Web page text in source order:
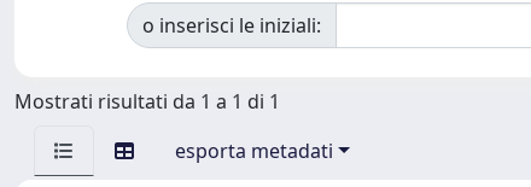
o inserisci le iniziali:
Mostrati risultati da 1 a 1 di 1
esporta metadati